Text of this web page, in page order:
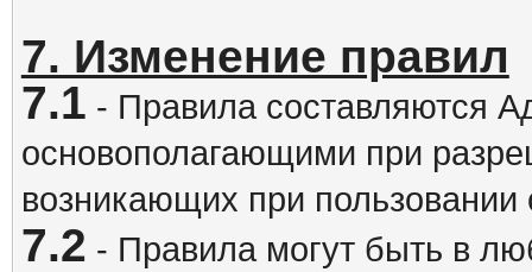
7. Изменение правил
7.1 - Правила составляются
основополагающими при
возникающих при пользовании
7.2 - Правила могут быть в